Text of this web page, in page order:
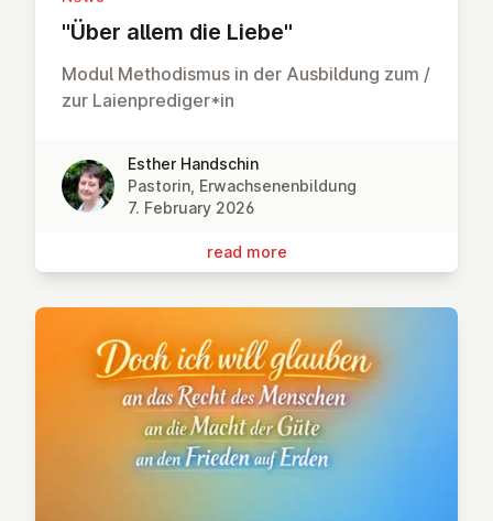
"Über allem die Liebe"
Modul Methodismus in der Ausbildung zum /
zur Laienprediger*in
Esther Handschin
Pastorin, Erwachsenenbildung
7. February 2026
read more